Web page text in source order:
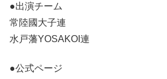
●出演チーム
常陸國大子連
水戸藩YOSAKOI連
●公式ページ